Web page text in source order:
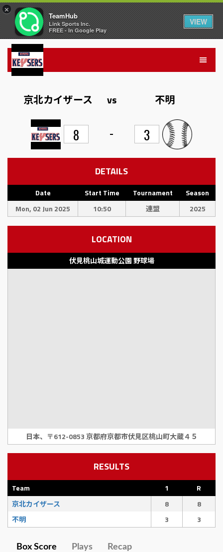
京北カイザース vs 不明
8 - 3
DETAILS
Date Start Time Tournament
Season
Mon, 02 Jun 2025
10:50 連盟 2025
LOCATION
伏見桃山城運動公園 野球場
日本、〒612-0853 京都府京都市伏見区桃山町大蔵４５
RESULTS
Team 1
R
京北カイザース
8
8
不明
3 3
Box Score Plays Recap
×
TeamHub
Link Sports Inc.
FREE - In Google Play
VIEW